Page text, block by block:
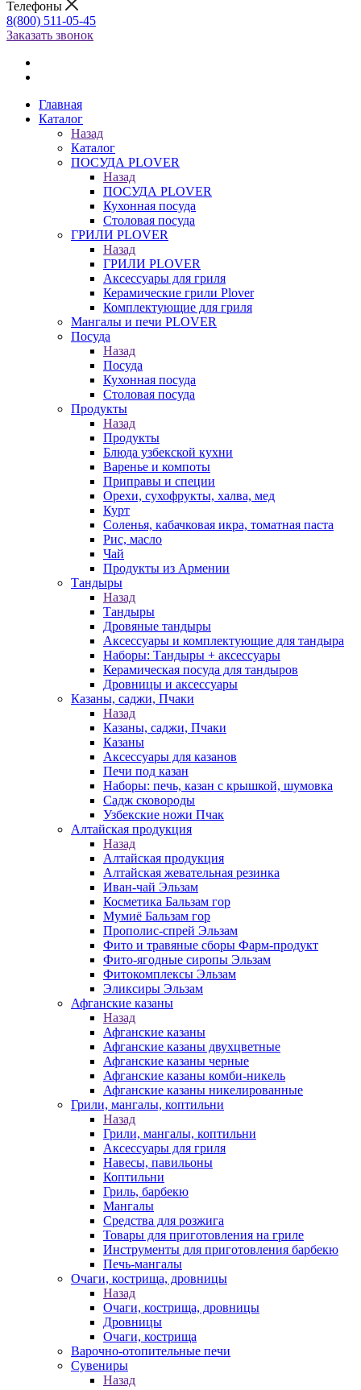
Телефоны
8(800) 511-05-45
Заказать звонок
Главная
Каталог
Назад
Каталог
ПОСУДА PLOVER
Назад
ПОСУДА PLOVER
Кухонная посуда
Столовая посуда
ГРИЛИ PLOVER
Назад
ГРИЛИ PLOVER
Аксессуары для гриля
Керамические грили Plover
Комплектующие для гриля
Мангалы и печи PLOVER
Посуда
Назад
Посуда
Кухонная посуда
Столовая посуда
Продукты
Назад
Продукты
Блюда узбекской кухни
Варенье и компоты
Приправы и специи
Орехи, сухофрукты, халва, мед
Курт
Соленья, кабачковая икра, томатная паста
Рис, масло
Чай
Продукты из Армении
Тандыры
Назад
Тандыры
Дровяные тандыры
Аксессуары и комплектующие для тандыра
Наборы: Тандыры + аксессуары
Керамическая посуда для тандыров
Дровницы и аксессуары
Казаны, саджи, Пчаки
Назад
Казаны, саджи, Пчаки
Казаны
Аксессуары для казанов
Печи под казан
Наборы: печь, казан с крышкой, шумовка
Садж сковороды
Узбекские ножи Пчак
Алтайская продукция
Назад
Алтайская продукция
Алтайская жевательная резинка
Иван-чай Эльзам
Косметика Бальзам гор
Мумиё Бальзам гор
Прополис-спрей Эльзам
Фито и травяные сборы Фарм-продукт
Фито-ягодные сиропы Эльзам
Фитокомплексы Эльзам
Эликсиры Эльзам
Афганские казаны
Назад
Афганские казаны
Афганские казаны двухцветные
Афганские казаны черные
Афганские казаны комби-никель
Афганские казаны никелированные
Грили, мангалы, коптильни
Назад
Грили, мангалы, коптильни
Аксессуары для гриля
Навесы, павильоны
Коптильни
Гриль, барбекю
Мангалы
Средства для розжига
Товары для приготовления на гриле
Инструменты для приготовления барбекю
Печь-мангалы
Очаги, кострища, дровницы
Назад
Очаги, кострища, дровницы
Дровницы
Очаги, кострища
Варочно-отопительные печи
Сувениры
Назад